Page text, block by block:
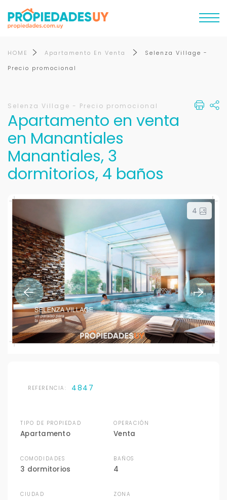
HOME Apartamento En Venta
Selenza Village -
Precio promocional
Selenza Village - Precio promocional
Apartamento en venta
en Manantiales
Manantiales, 3
dormitorios, 4 baños
4
REFERENCIA: 4847
TIPO DE PROPIEDAD
Apartamento
OPERACIÓN
Venta
COMODIDADES
3 dormitorios
BAÑOS
4
CIUDAD ZONA